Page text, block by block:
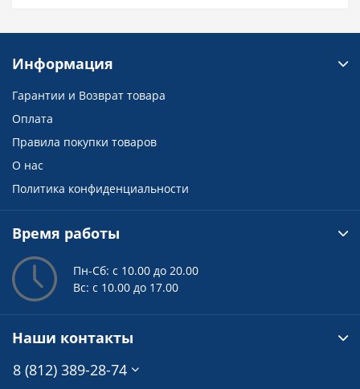
Информация
Гарантии и Возврат товара
Оплата
Правила покупки товаров
О нас
Политика конфиденциальности
Время работы
Пн-Сб: с 10.00 до 20.00
Вс: с 10.00 до 17.00
Наши контакты
8 (812) 389-28-74